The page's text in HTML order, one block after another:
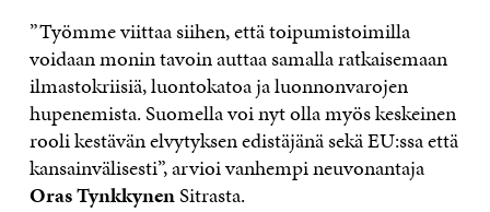
”Työmme viittaa siihen, että toipumistoimilla
voidaan monin tavoin auttaa samalla ratkaisemaan
ilmastokriisiä, luontokatoa ja luonnonvarojen
hupenemista. Suomella voi nyt olla myös keskeinen
rooli kestävän elvytyksen edistäjänä sekä EU:ssa että
kansainvälisesti”, arvioi vanhempi neuvonantaja
Oras TynkkynenSitrasta.